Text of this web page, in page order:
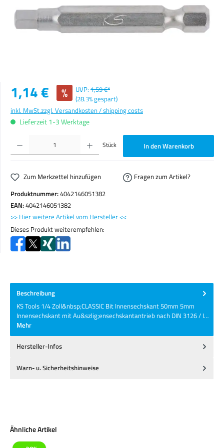
Verkaufspreis:
1,14 € % UVP: 1,59 €*
(28.3% gespart)
inkl. MwSt.zzgl. Versandkosten / shipping costs
Lieferzeit 1-3 Werktage
Produkt Anzahl: Gib den gewünschten Wert ein oder benutze die Schaltflächen um die Anzahl zu
Stück In den Warenkorb
Zum Merkzettel hinzufügen
Fragen zum Artikel?
Produktnummer:4042146051382
EAN:4042146051382
>> Hier weitere Artikel vom Hersteller <<
Dieses Produkt weiterempfehlen:
Beschreibung
KS Tools 1/4 Zoll&nbsp;CLASSIC Bit Innensechskant 50mm 5mm
Innensechskant mit Au&szlig;ensechskantantrieb nach DIN 3126 / I…
Mehr
Hersteller-Infos
Warn- u. Sicherheitshinweise
Produktgalerie überspringen
Ähnliche Artikel